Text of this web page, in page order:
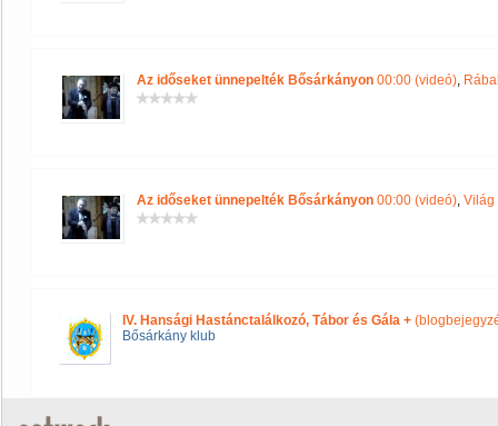
Az időseket ünnepelték Bősárkányon 00:00 (videó),
Az időseket ünnepelték Bősárkányon 00:00 (videó), Világ
IV. Hansági Hastánctalálkozó, Tábor és Gála +
Bősárkány klub